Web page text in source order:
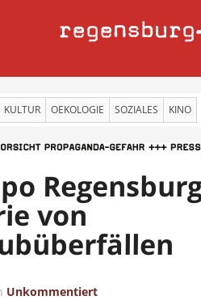
regensburg
KULTUR OEKOLOGIE SOZIALES KINO
von
Unkommentiert